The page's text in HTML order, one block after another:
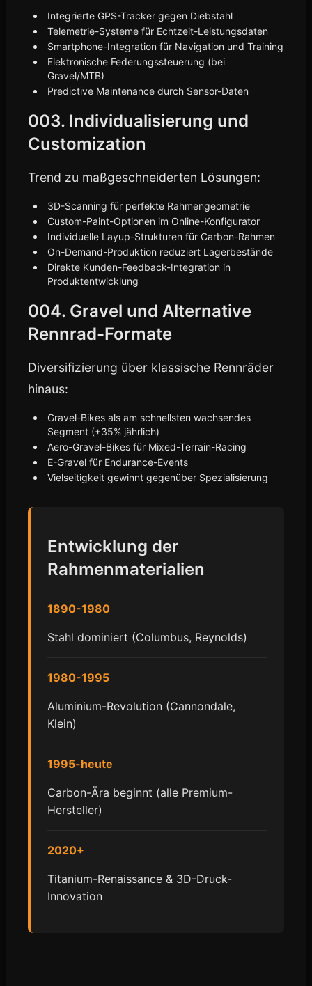
Integrierte GPS-Tracker gegen Diebstahl
Telemetrie-Systeme für Echtzeit-Leistungsdaten
Smartphone-Integration für Navigation und Training
Elektronische Federungssteuerung (bei
Gravel/MTB)
Predictive Maintenance durch Sensor-Daten
003. Individualisierung und
Customization
Trend zu maßgeschneiderten Lösungen:
3D-Scanning für perfekte Rahmengeometrie
Custom-Paint-Optionen im Online-Konfigurator
Individuelle Layup-Strukturen für Carbon-Rahmen
On-Demand-Produktion reduziert Lagerbestände
Direkte Kunden-Feedback-Integration in
Produktentwicklung
004. Gravel und Alternative
Rennrad-Formate
Diversifizierung über klassische Rennräder
hinaus:
Gravel-Bikes als am schnellsten wachsendes
Segment (+35% jährlich)
Aero-Gravel-Bikes für Mixed-Terrain-Racing
E-Gravel für Endurance-Events
Vielseitigkeit gewinnt gegenüber Spezialisierung
Entwicklung der
Rahmenmaterialien
1890-1980
Stahl dominiert (Columbus, Reynolds)
1980-1995
Aluminium-Revolution (Cannondale,
Klein)
1995-heute
Carbon-Ära beginnt (alle Premium-
Hersteller)
2020+
Titanium-Renaissance & 3D-Druck-
Innovation